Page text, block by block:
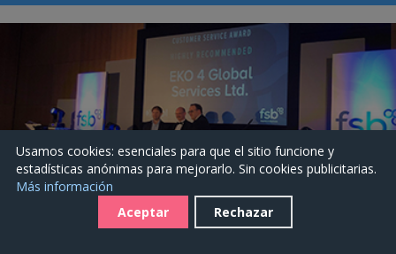
GANADOR DEL PREMIO POR 3 años consecutivos 2016 /
2017 / 2018
Usamos cookies: esenciales para que el sitio funcione y
estadísticas anónimas para mejorarlo. Sin cookies publicitarias.
Más información
Aceptar
Rechazar